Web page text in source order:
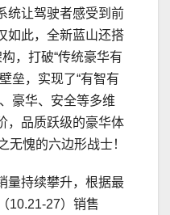
统让驾驶者感受到前
如此，全新蓝山还搭
，打破“传统豪华有
垒，实现了“有智有
豪华、安全等多维
，品质跃级的豪华体
无愧的六边形战士！
量持续攀升，根据最
10.21-27）销售